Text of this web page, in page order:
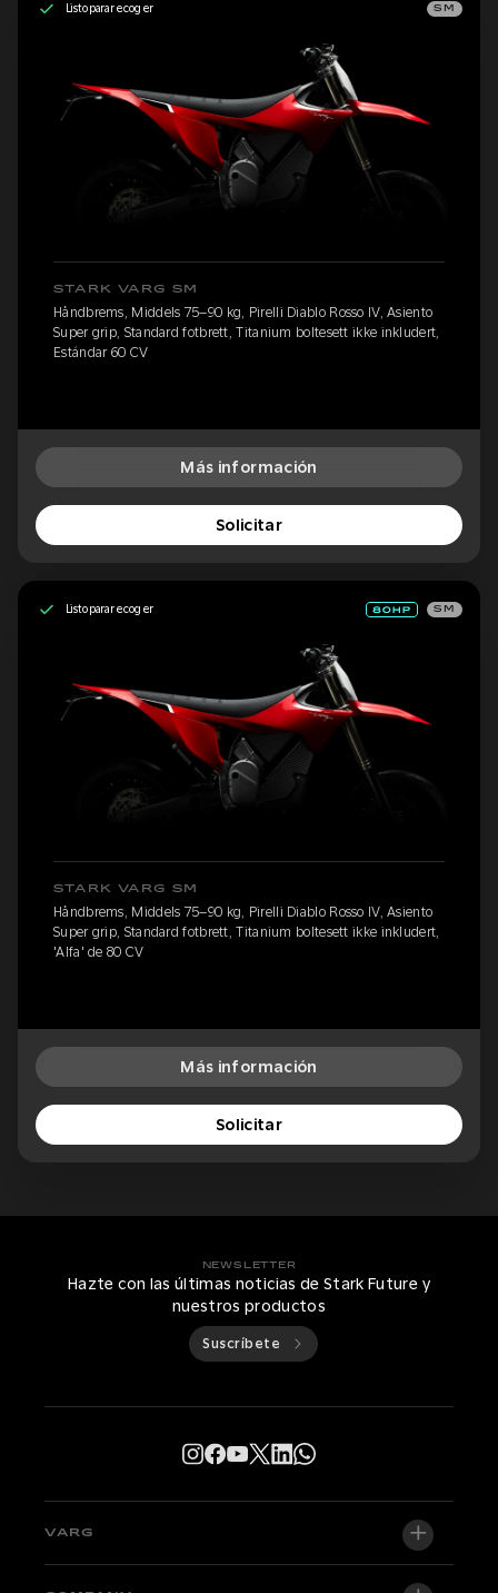
Listo para recoger SM
STARK VARG SM
Håndbrems, Middels 75–90 kg, Pirelli Diablo Rosso IV, Asiento
Super grip, Standard fotbrett, Titanium boltesett ikke inkludert,
Estándar 60 CV
Más información
Solicitar
Listo para recoger SM
STARK VARG SM
Håndbrems, Middels 75–90 kg, Pirelli Diablo Rosso IV, Asiento
Super grip, Standard fotbrett, Titanium boltesett ikke inkludert,
'Alfa' de 80 CV
Más información
Solicitar
NEWSLETTER
Hazte con las últimas noticias de Stark Future y
nuestros productos
Suscríbete
VARG